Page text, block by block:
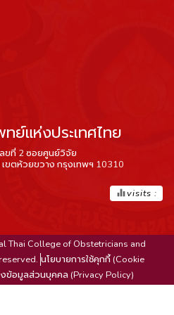
ย์แห่งประเทศไทย
ลขที่ 2 ซอยศูนย์วิจัย
ขตห้วยขวาง กรุงเทพฯ 10310
equalizervisits :
Thai College of Obstetricians and
นโยบายการใช้คุกกี้ (Cookie
ข้อมูลส่วนบุคคล (Privacy Policy)